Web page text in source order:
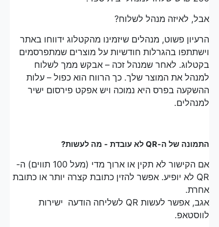
אבל, לאיזה מנהל לשלוח?
הרעיון פשוט, מנהלים שיזמינו מהקטלוג ידווחו באתר
וישתתפו בהגרלות חודשיות על מוצרים שמתפרסמים
בקטלוג. לאחר שמנהל זכה – אבקש ממך לשלוח
למנהל את המוצר שלך. כך הרווח הוא כפול – עלות
ההשקעה בפרס היא נמוכה ויש אפקט פירסום ישיר
למנהלים.
התמונה של ה-QR לא עובדת - מה לעשות?
אם הקישור לא תקין או ארוך מדי (מעל 100 תווים) ה-
QR לא יופיע. אפשר להזין כתובת קצרה יותר או כתובת
אחרת.
אגב, אפשר לעשות QR לשליחה הודעה ישירות
לווסטאפ.